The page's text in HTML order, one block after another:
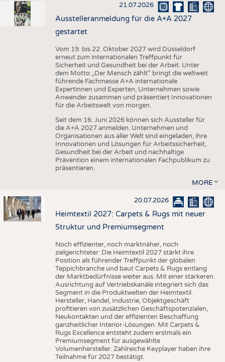
21.07.2026
Ausstelleranmeldung für die A+A 2027
gestartet
Vom 19. bis 22. Oktober 2027 wird Düsseldorf
erneut zum internationalen Treffpunkt für
Sicherheit und Gesundheit bei der Arbeit. Unter
dem Motto „Der Mensch zählt“ bringt die weltweit
führende Fachmesse A+A internationale
Expertinnen und Experten, Unternehmen sowie
Anwender zusammen und präsentiert Innovationen
für die Arbeitswelt von morgen.
Seit dem 16. Juni 2026 können sich Aussteller für
die A+A 2027 anmelden. Unternehmen und
Organisationen aus aller Welt sind eingeladen, ihre
Innovationen und Lösungen für Arbeitssicherheit,
Gesundheit bei der Arbeit und nachhaltige
Prävention einem internationalen Fachpublikum zu
präsentieren.
MORE
20.07.2026
Heimtextil 2027: Carpets & Rugs mit neuer
Struktur und Premiumsegment
Noch effizienter, noch marktnäher, noch
zielgerichteter: Die Heimtextil 2027 stärkt ihre
Position als führender Treffpunkt der globalen
Teppichbranche und baut Carpets & Rugs entlang
der Marktbedürfnisse weiter aus. Mit einer stärkeren
Ausrichtung auf Vertriebskanäle integriert sich das
Segment in die Produktwelten der Heimtextil.
Hersteller, Handel, Industrie, Objektgeschäft
profitieren von zusätzlichen Geschäftspotenzialen,
Neukontakten und der effizienten Beschaffung
ganzheitlicher Interior-Lösungen. Mit Carpets &
Rugs Excellence entsteht zudem erstmals ein
Premiumsegment für ausgewählte
Volumenhersteller. Zahlreiche Keyplayer haben ihre
Teilnahme für 2027 bestätigt.